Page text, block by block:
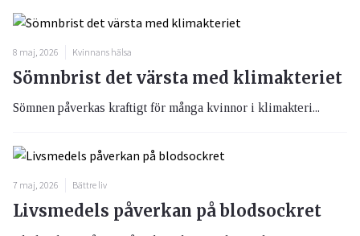
8 maj, 2026 Kvinnans hälsa
Sömnbrist det värsta med klimakteriet
Sömnen påverkas kraftigt för många kvinnor i klimakteri...
7 maj, 2026 Bättre liv
Livsmedels påverkan på blodsockret